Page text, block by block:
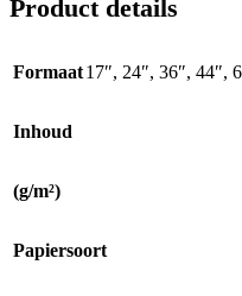
Product details
Formaat17″, 24″, 36″, 44″,
Inhoud
(g/m²)
Papiersoort